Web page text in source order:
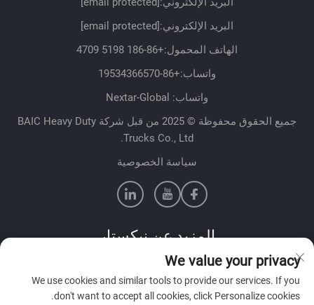
البريد الإلكتروني:[email protected]
الهاتف المحمول:+86-186 5198 4709
واتساب:+86-19534366570
واتساب: Nextar-Global
جميع الحقوق محفوظة © 2025 من قبل شركة BAIC Heavy Duty
Trucks Co., Ltd.
سياسة الخصوصية
المزيد عن نيكستار
تواصل مع فريق المبيعات لدينا في بلدك
We value your privacy
We use cookies and similar tools to provide our services. If you
don't want to accept all cookies, click Personalize cookies.